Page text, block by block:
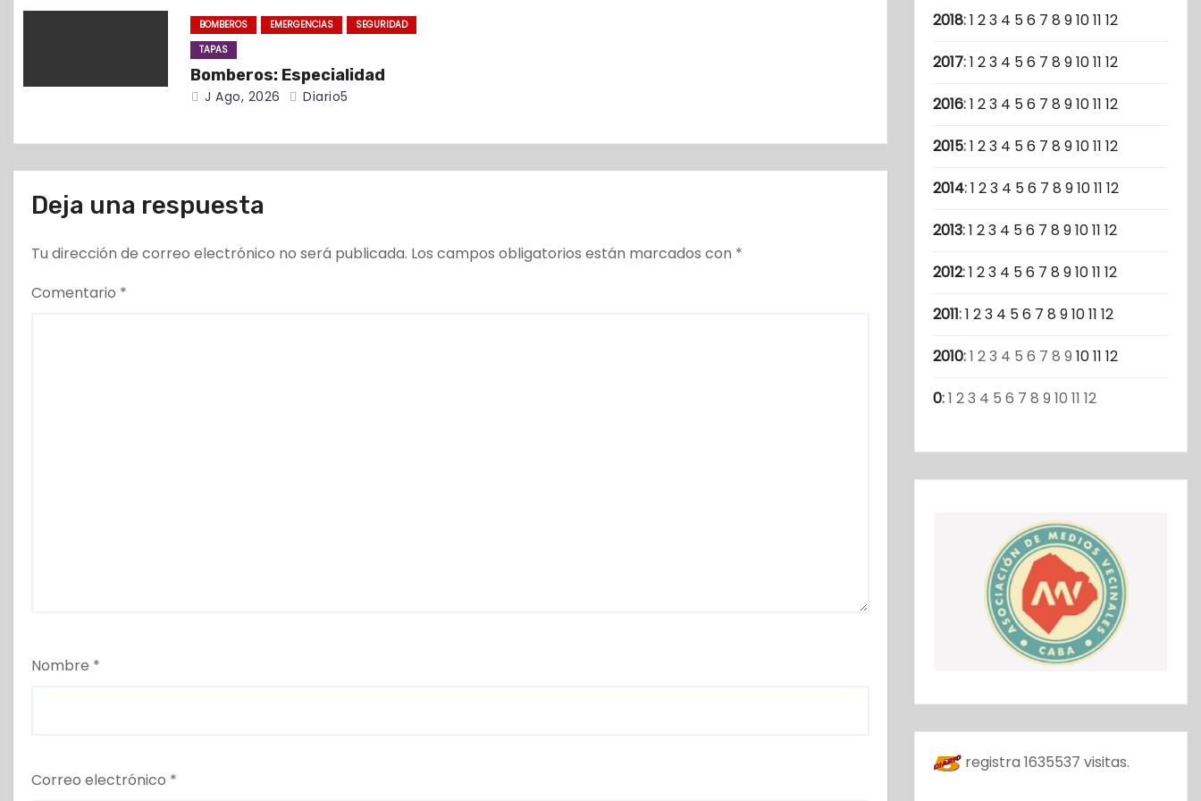
r
a
d
a
s
BOMBEROS EMERGENCIAS
SEGURIDAD
TAPAS
Bomberos: Especialidad
J Ago, 2026 Diario5
Deja una respuesta
Tu dirección de correo electrónico no será publicada. Los campos obligatorios están marcados con *
Comentario *
Nombre *
Correo electrónico *
2018:1 23 4 56 7 8 91011 12
2017:1 23 4 56 7 8 91011 12
2016:1 23 4 56 7 8 91011 12
2015:1 23 4 56 7 8 91011 12
2014:1 23 4 56 7 8 91011 12
2013:1 23 4 56 7 8 91011 12
2012:1 23 4 56 7 8 91011 12
2011:1 23 4 56 7 8 91011 12
2010:1 23 4 5 6 7 8 9 1011 12
0:1 23 4 5 6 7 8 9 10 11 12
registra 1635537 visitas.